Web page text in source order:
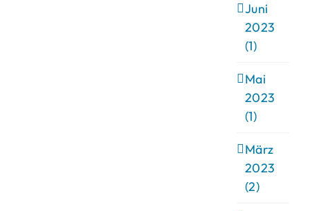
Juni
2023
(1)
Mai
2023
(1)
März
2023
(2)